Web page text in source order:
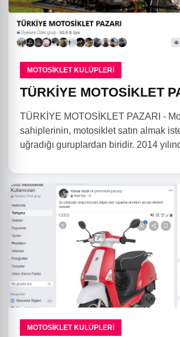
MOTOSIKLET KULÜPLERI
TÜRKİYE MOTOSİKLET
TÜRKİYE MOTOSİKLET PAZARI -
sahiplerinin, motosiklet satın almak
uğradığı guruplardan biridir. 2014
MOTOSIKLET KULÜPLERI